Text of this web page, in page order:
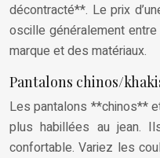
décontracté**. Le prix
oscille généralement
marque et des matériaux.
Pantalons chinos/
Les pantalons **chinos**
plus habillées au jean.
confortable. Variez les